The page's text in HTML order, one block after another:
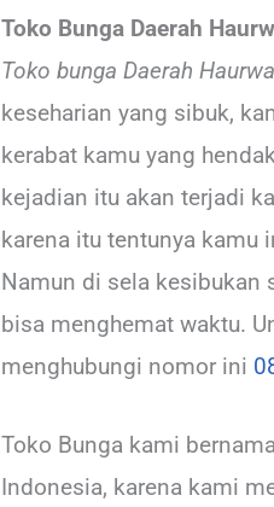
Toko Bunga Daerah
Toko bunga Daerah
keseharian yang sibuk,
kerabat kamu yang
kejadian itu akan terjadi
karena itu tentunya kamu
Namun di sela kesibukan
bisa menghemat waktu.
menghubungi nomor ini
Toko Bunga kami
Indonesia, karena kami